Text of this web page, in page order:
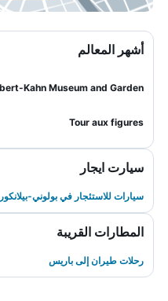
أشهر المعالم
Kahn Museum and Garden
Tour aux figures
سيارت ايجار
سيارات للاستئجار في بولوني-بيلانكور
المطارات القريبة
رحلات طيران إلى باريس